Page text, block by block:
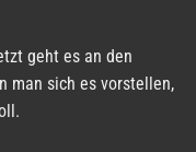
geht es an den
man sich es vorstellen,